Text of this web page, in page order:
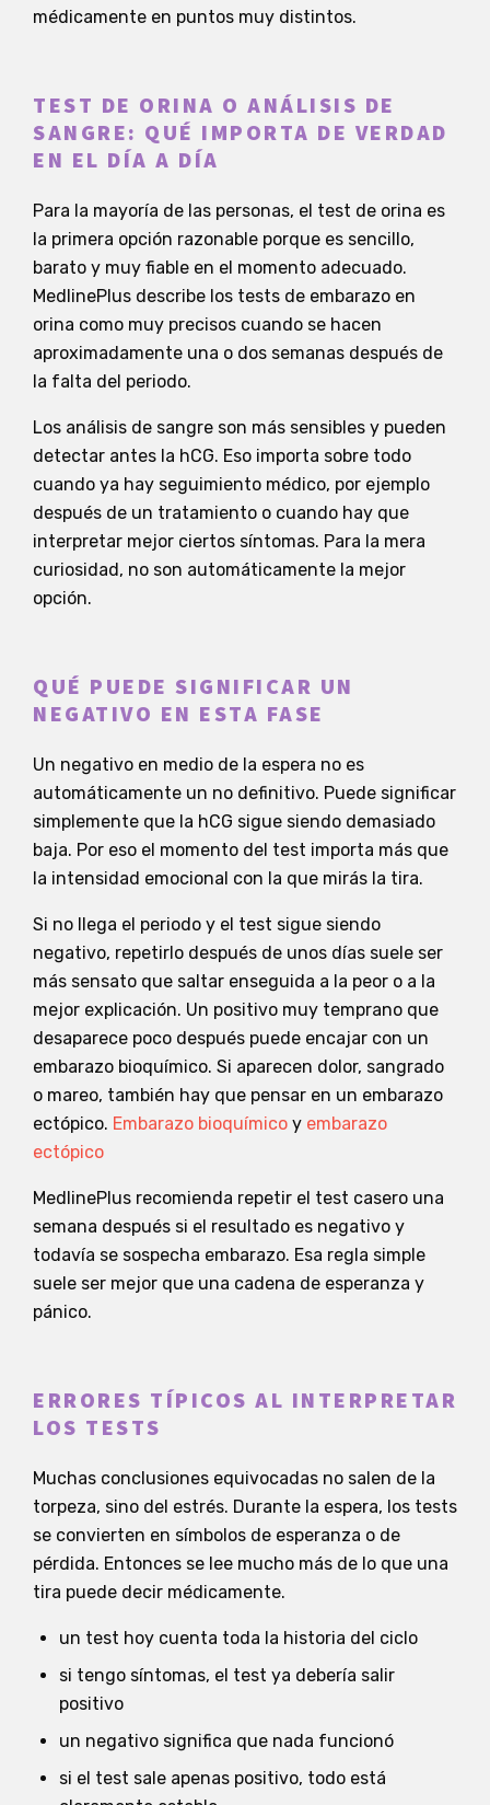
médicamente en puntos muy distintos.
TEST DE ORINA O ANÁLISIS DE
SANGRE: QUÉ IMPORTA DE VERDAD
EN EL DÍA A DÍA
Para la mayoría de las personas, el test de orina es
la primera opción razonable porque es sencillo,
barato y muy fiable en el momento adecuado.
MedlinePlus describe los tests de embarazo en
orina como muy precisos cuando se hacen
aproximadamente una o dos semanas después de
la falta del periodo.
Los análisis de sangre son más sensibles y pueden
detectar antes la hCG. Eso importa sobre todo
cuando ya hay seguimiento médico, por ejemplo
después de un tratamiento o cuando hay que
interpretar mejor ciertos síntomas. Para la mera
curiosidad, no son automáticamente la mejor
opción.
QUÉ PUEDE SIGNIFICAR UN
NEGATIVO EN ESTA FASE
Un negativo en medio de la espera no es
automáticamente un no definitivo. Puede significar
simplemente que la hCG sigue siendo demasiado
baja. Por eso el momento del test importa más que
la intensidad emocional con la que mirás la tira.
Si no llega el periodo y el test sigue siendo
negativo, repetirlo después de unos días suele ser
más sensato que saltar enseguida a la peor o a la
mejor explicación. Un positivo muy temprano que
desaparece poco después puede encajar con un
embarazo bioquímico. Si aparecen dolor, sangrado
o mareo, también hay que pensar en un embarazo
ectópico. Embarazo bioquímico y embarazo
ectópico
MedlinePlus recomienda repetir el test casero una
semana después si el resultado es negativo y
todavía se sospecha embarazo. Esa regla simple
suele ser mejor que una cadena de esperanza y
pánico.
ERRORES TÍPICOS AL INTERPRETAR
LOS TESTS
Muchas conclusiones equivocadas no salen de la
torpeza, sino del estrés. Durante la espera, los tests
se convierten en símbolos de esperanza o de
pérdida. Entonces se lee mucho más de lo que una
tira puede decir médicamente.
un test hoy cuenta toda la historia del ciclo
si tengo síntomas, el test ya debería salir
positivo
un negativo significa que nada funcionó
si el test sale apenas positivo, todo está